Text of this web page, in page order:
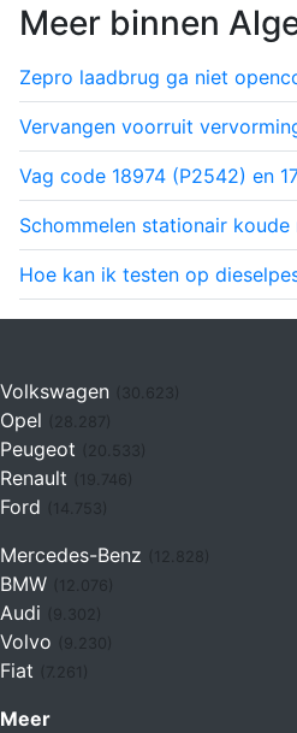
Meer binnen
Zepro laadbrug ga niet open
Vervangen voorruit
Vag code 18974 (P2542) en
Schommelen stationair koude
Hoe kan ik testen op
Volkswagen (30.623)
Opel
Peugeot
Renault (19.746)
Ford (14.753)
Mercedes-Benz
BMW (12.076)
Audi
Volvo
Fiat (7.261)
Meer